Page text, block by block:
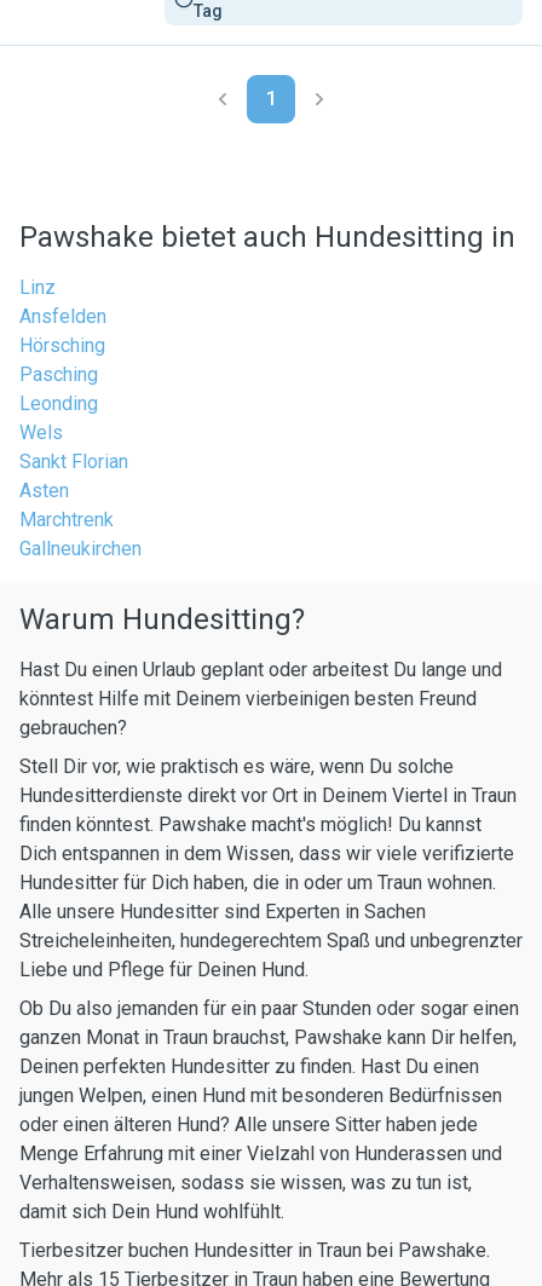
Tag
1
Pawshake bietet auch Hundesitting in
Linz
Ansfelden
Hörsching
Pasching
Leonding
Wels
Sankt Florian
Asten
Marchtrenk
Gallneukirchen
Warum Hundesitting?
Hast Du einen Urlaub geplant oder arbeitest Du lange und
könntest Hilfe mit Deinem vierbeinigen besten Freund
gebrauchen?
Stell Dir vor, wie praktisch es wäre, wenn Du solche
Hundesitterdienste direkt vor Ort in Deinem Viertel in Traun
finden könntest. Pawshake macht's möglich! Du kannst
Dich entspannen in dem Wissen, dass wir viele verifizierte
Hundesitter für Dich haben, die in oder um Traun wohnen.
Alle unsere Hundesitter sind Experten in Sachen
Streicheleinheiten, hundegerechtem Spaß und unbegrenzter
Liebe und Pflege für Deinen Hund.
Ob Du also jemanden für ein paar Stunden oder sogar einen
ganzen Monat in Traun brauchst, Pawshake kann Dir helfen,
Deinen perfekten Hundesitter zu finden. Hast Du einen
jungen Welpen, einen Hund mit besonderen Bedürfnissen
oder einen älteren Hund? Alle unsere Sitter haben jede
Menge Erfahrung mit einer Vielzahl von Hunderassen und
Verhaltensweisen, sodass sie wissen, was zu tun ist,
damit sich Dein Hund wohlfühlt.
Tierbesitzer buchen Hundesitter in Traun bei Pawshake.
Mehr als 15 Tierbesitzer in Traun haben eine Bewertung